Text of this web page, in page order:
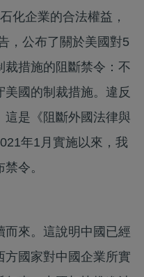
化企業的合法權益，
，公布了關於美國對5
裁措施的阻斷禁令：不
國的制裁措施。違反
是《阻斷外國法律與
年1月實施以來，我
令。
而來。這說明中國已經
方國家對中國企業所實